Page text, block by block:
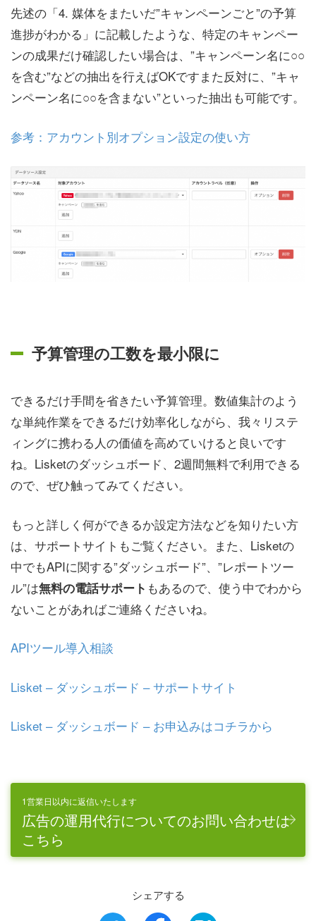
先述の「4. 媒体をまたいだ”キャンペーンごと”の予算
進捗がわかる」に記載したような、特定のキャンペー
ンの成果だけ確認したい場合は、”キャンペーン名に○○
を含む”などの抽出を行えばOKですまた反対に、”キャ
ンペーン名に○○を含まない”といった抽出も可能です。
参考：アカウント別オプション設定の使い方
予算管理の工数を最小限に
できるだけ手間を省きたい予算管理。数値集計のよう
な単純作業をできるだけ効率化しながら、我々リステ
ィングに携わる人の価値を高めていけると良いです
ね。Lisketのダッシュボード、2週間無料で利用できる
ので、ぜひ触ってみてください。
もっと詳しく何ができるか設定方法などを知りたい方
は、サポートサイトもご覧ください。また、Lisketの
中でもAPIに関する”ダッシュボード”、”レポートツー
ル”は無料の電話サポート もあるので、使う中でわから
ないことがあればご連絡くださいね。
APIツール導入相談
Lisket – ダッシュボード – サポートサイト
Lisket – ダッシュボード – お申込みはコチラから
1営業日以内に返信いたします
広告の運用代行についてのお問い合わせは
こちら
シェアする